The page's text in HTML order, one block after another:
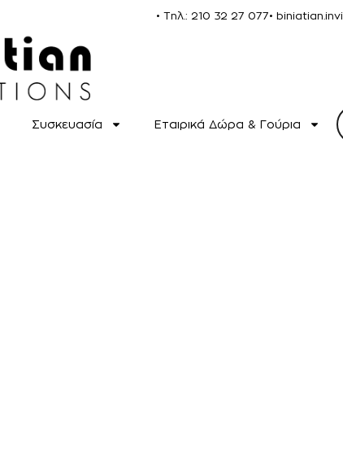
• Τηλ.: 210 32 27 077•
Συσκευασία Εταιρικά Δώρα & Γούρια